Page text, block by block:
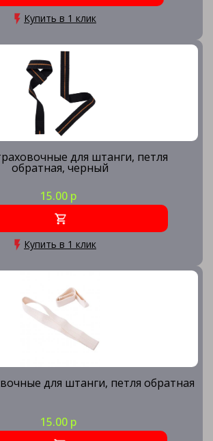
Купить в 1 клик
для штанги, петля
обратная, черный
15.00 р
Купить в 1 клик
для штанги, петля обратная
15.00 р